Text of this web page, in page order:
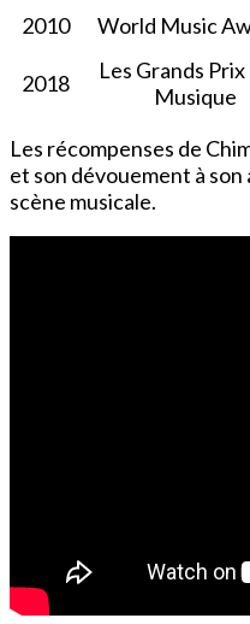
2010
World Music
2018
Les Grands Prix
Musique
Les récompenses de
et son dévouement à son
scène musicale.